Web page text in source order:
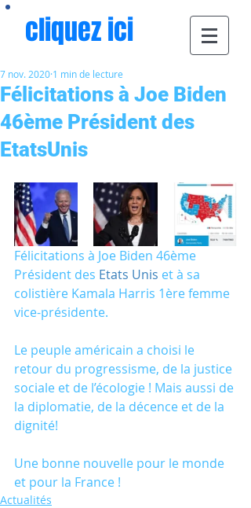
cliquez ici
Félicitations à Joe Biden
46ème Président des
EtatsUnis
7 nov. 2020 1 min de lecture
Félicitations à Joe Biden 46ème
Président des Etats Unis et à sa
colistière Kamala Harris 1ère femme
vice-présidente.
Le peuple américain a choisi le
retour du progressisme, de la justice
sociale et de l’écologie ! Mais aussi de
la diplomatie, de la décence et de la
dignité!
Une bonne nouvelle pour le monde
et pour la France !
Actualités